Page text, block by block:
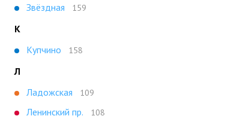
Звёздная
159
К
Купчино
158
Л
Ладожская
109
Ленинский пр. 108